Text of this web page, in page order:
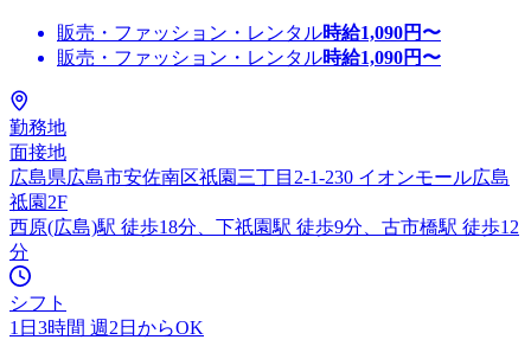
販売・ファッション・レンタル時給1,090円〜
販売・ファッション・レンタル時給1,090円〜
勤務地
面接地
広島県広島市安佐南区祇園三丁目2-1-230 イオンモール広島
祗園2F
西原(広島)駅 徒歩18分、下祇園駅 徒歩9分、古市橋駅 徒歩12
分
シフト
1日3時間 週2日からOK